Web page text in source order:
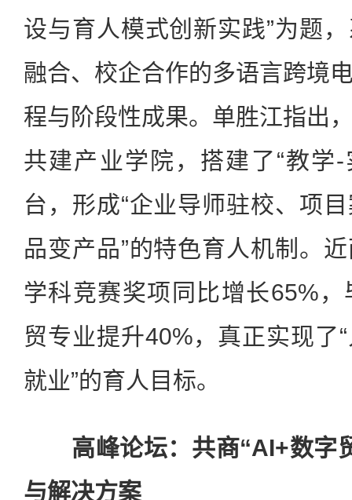
设与育人模式创新实践”为题
融合、校企合作的多语言跨境
程与阶段性成果。单胜江指出
共建产业学院，搭建了“教学
台，形成“企业导师驻校、项
品变产品”的特色育人机制。
学科竞赛奖项同比增长65%
贸专业提升40%，真正实现了
就业”的育人目标。
高峰论坛：共商“AI+数字
与解决方案